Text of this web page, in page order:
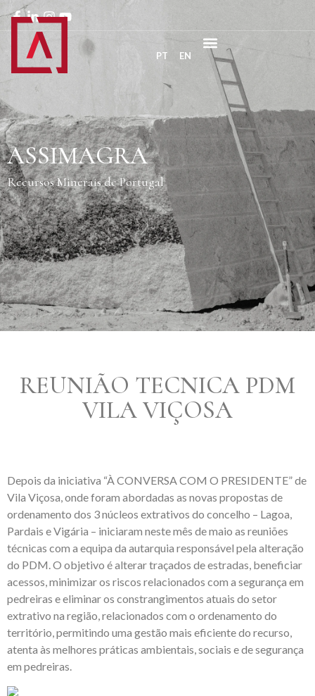
PT EN
ASSIMAGRA
Recursos Minerais de Portugal
REUNIÃO TECNICA PDM
VILA VIÇOSA
Depois da iniciativa “À CONVERSA COM O PRESIDENTE” de
Vila Viçosa, onde foram abordadas as novas propostas de
ordenamento dos 3 núcleos extrativos do concelho – Lagoa,
Pardais e Vigária – iniciaram neste mês de maio as reuniões
técnicas com a equipa da autarquia responsável pela alteração
do PDM. O objetivo é alterar traçados de estradas, beneficiar
acessos, minimizar os riscos relacionados com a segurança em
pedreiras e eliminar os constrangimentos atuais do setor
extrativo na região, relacionados com o ordenamento do
território, permitindo uma gestão mais eficiente do recurso,
atenta às melhores práticas ambientais, sociais e de segurança
em pedreiras.